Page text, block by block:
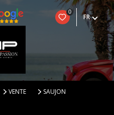
0
FR
VENTE
SAUJON